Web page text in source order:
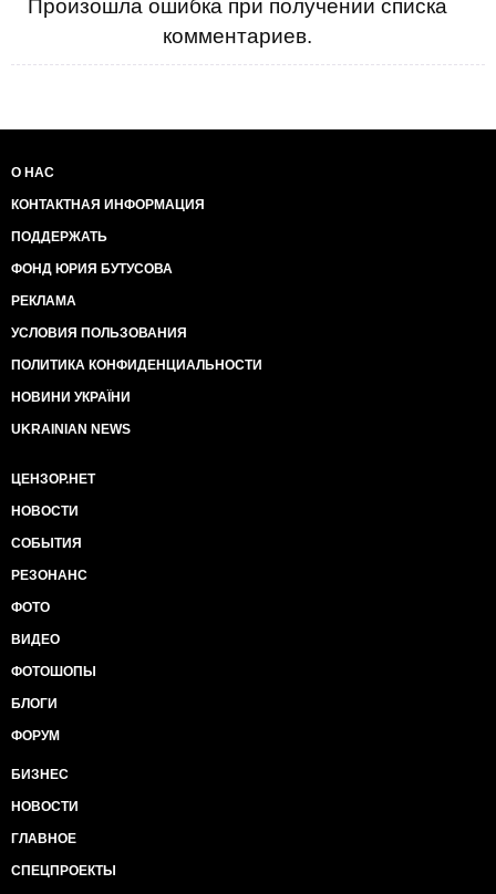
Произошла ошибка при получении списка
комментариев.
О НАС
КОНТАКТНАЯ ИНФОРМАЦИЯ
ПОДДЕРЖАТЬ
ФОНД ЮРИЯ БУТУСОВА
РЕКЛАМА
УСЛОВИЯ ПОЛЬЗОВАНИЯ
ПОЛИТИКА КОНФИДЕНЦИАЛЬНОСТИ
НОВИНИ УКРАЇНИ
UKRAINIAN NEWS
ЦЕНЗОР.НЕТ
НОВОСТИ
СОБЫТИЯ
РЕЗОНАНС
ФОТО
ВИДЕО
ФОТОШОПЫ
БЛОГИ
ФОРУМ
БИЗНЕС
НОВОСТИ
ГЛАВНОЕ
СПЕЦПРОЕКТЫ